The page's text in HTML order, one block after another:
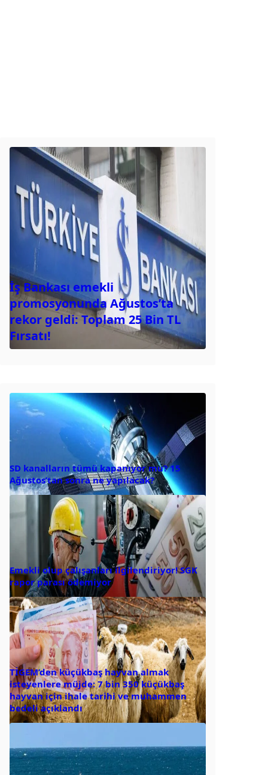
İş Bankası emekli
promosyonunda Ağustos’ta
rekor geldi: Toplam 25 Bin TL
Fırsatı!
SD kanalların tümü kapanıyor mu? 15
Ağustos’tan sonra ne yapılacak?
Emekli olup çalışanları ilgilendiriyor! SGK
rapor parası ödemiyor
TİGEM’den küçükbaş hayvan almak
isteyenlere müjde: 7 bin 350 küçükbaş
hayvan için ihale tarihi ve muhammen
bedeli açıklandı